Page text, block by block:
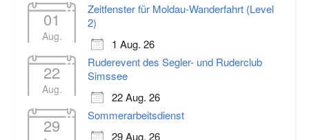
01
Aug.
Zeitfenster für Moldau-Wanderfahrt (Level
2)
1 Aug. 26
22
Aug.
Ruderevent des Segler- und Ruderclub
Simssee
22 Aug. 26
29
Sommerarbeitsdienst
29 Aug. 26